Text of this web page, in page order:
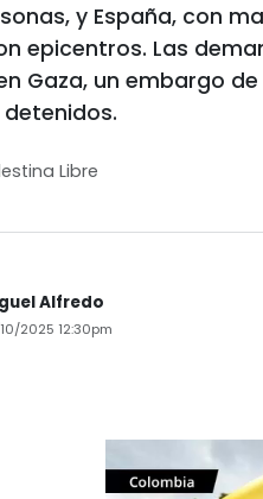
y España, con
epicentros. Las
Gaza, un embargo
Libre
Alfredo
2025 12:30pm